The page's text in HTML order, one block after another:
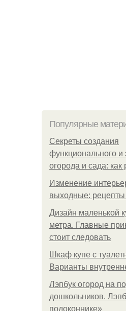
Популярные
Секреты создания
функционального и
огорода и сада: как
Изменение
выходные: рецепты
Дизайн маленькой
метра. Главные
стоит следовать
Шкаф купе с
Варианты
Лэпбук огород на
дошкольников.
подоконнике»